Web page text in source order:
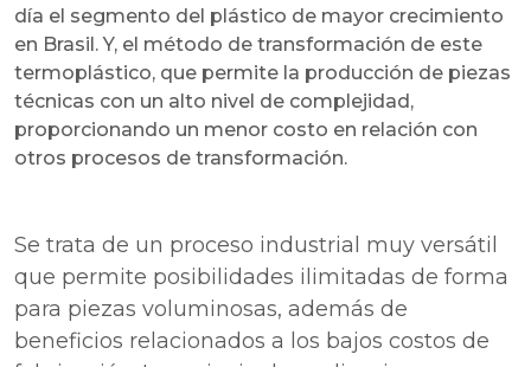
día el segmento del plástico de mayor crecimiento
en Brasil. Y, el método de transformación de este
termoplástico, que permite la producción de piezas
técnicas con un alto nivel de complejidad,
proporcionando un menor costo en relación con
otros procesos de transformación.
Se trata de un proceso industrial muy versátil
que permite posibilidades ilimitadas de forma
para piezas voluminosas, además de
beneficios relacionados a los bajos costos de